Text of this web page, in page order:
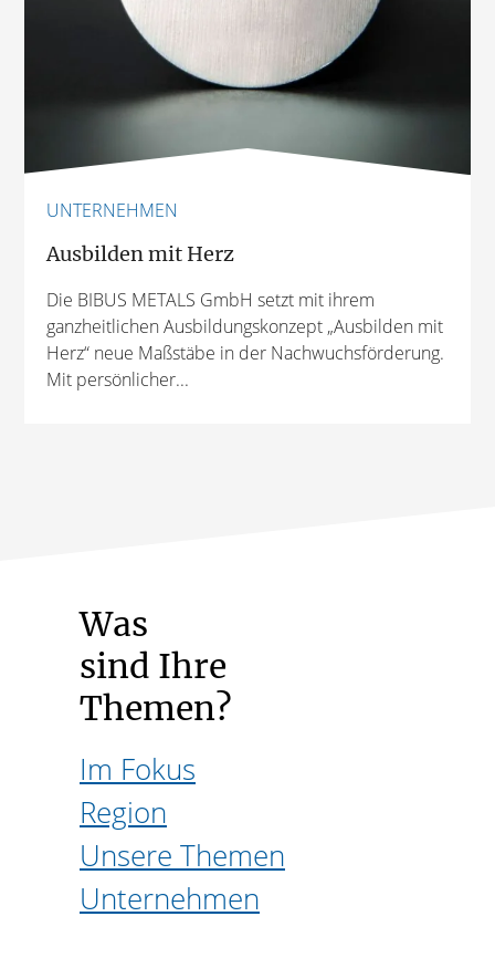
UNTERNEHMEN
Ausbilden mit Herz
Die BIBUS METALS GmbH setzt mit ihrem
ganzheitlichen Ausbildungskonzept „Ausbilden mit
Herz“ neue Maßstäbe in der Nachwuchsförderung.
Mit persönlicher...
Was
sind Ihre
Themen?
Im Fokus
Region
Unsere Themen
Unternehmen